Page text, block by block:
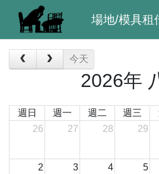
場地/模具租
今天
2026年
週日 週一 週二 週三
26
27 28 29
2 3 4 5